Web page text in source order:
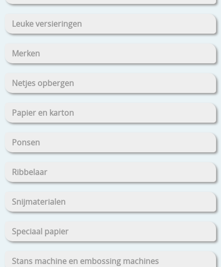
Leuke versieringen
Merken
Netjes opbergen
Papier en karton
Ponsen
Ribbelaar
Snijmaterialen
Speciaal papier
Stans machine en embossing machines